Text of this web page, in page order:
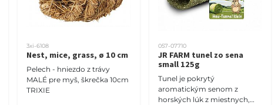
3xi-6108
Nest, mice, grass, ø 10 cm
Pelech - hniezdo z trávy
MALÉ pre myš, škrečka 10cm
TRIXIE
057-07710
JR FARM tunel zo sena
small 125g
Tunel je pokrytý
aromatickým senom z
horských lúk z miestnych,